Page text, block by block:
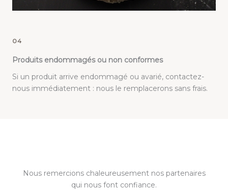
04
Produits endommagés ou non conformes
Si un produit arrive endommagé ou avarié, contactez-
nous immédiatement : nous le remplacerons sans frais.
Nous remercions chaleureusement nos partenaires
qui nous font confiance.